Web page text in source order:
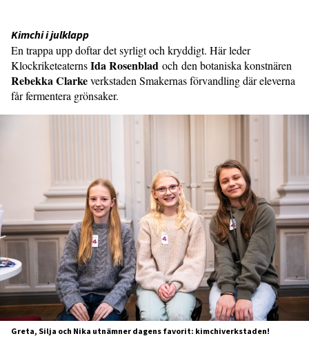
Kimchi i julklapp
En trappa upp doftar det syrligt och kryddigt. Här leder
KlockriketeaternsIda Rosenblad och den botaniska konstnären
Rebekka Clarkeverkstaden Smakernas förvandling där eleverna
får fermentera grönsaker.
Greta, Silja och Nika utnämner dagens favorit: kimchiverkstaden!